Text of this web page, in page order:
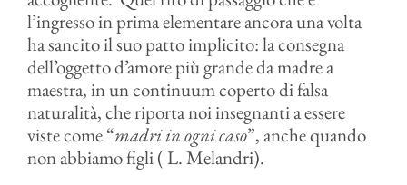
l’ingresso in prima elementare ancora una volta
ha sancito il suo patto implicito: la consegna
dell’oggetto d’amore più grande da madre a
maestra, in un continuum coperto di falsa
naturalità, che riporta noi insegnanti a essere
viste come “madri in ogni caso”, anche quando
non abbiamo figli ( L. Melandri).